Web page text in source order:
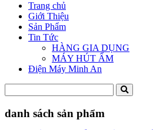
Trang chủ
Giới Thiệu
Sản Phẩm
Tin Tức
HÀNG GIA DỤNG
MÁY HÚT ẨM
Điện Máy Minh An
danh sách sản phẩm